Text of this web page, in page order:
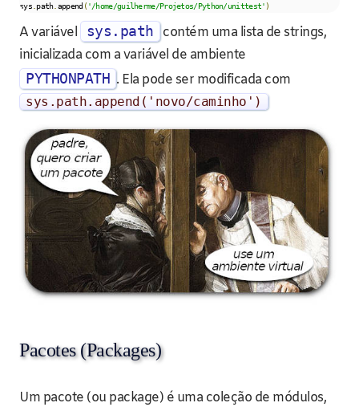
sys. path. append('/home/guilherme/Projetos/Python/unittest' )
A variável sys.path
contém uma lista de strings,
inicializada com a variável de ambiente
PYTHONPATH . Ela pode ser modificada com
sys . path. append ( 'novo/caminho' )
Pacotes (Packages)
Um pacote (ou package) é uma coleção de módulos,